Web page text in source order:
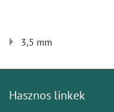
3,5 mm
Hasznos linkek